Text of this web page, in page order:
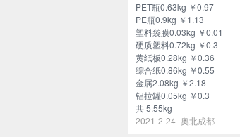
PET瓶0.63kg ￥0.97
PE瓶0.9kg ￥1.13
塑料袋膜0.03kg ￥0.01
硬质塑料0.72kg ￥0.3
黄纸板0.28kg ￥0.36
综合纸0.86kg ￥0.55
金属2.08kg ￥2.18
铝拉罐0.05kg ￥0.3
共 5.55kg
2021-2-24 -奥北成都